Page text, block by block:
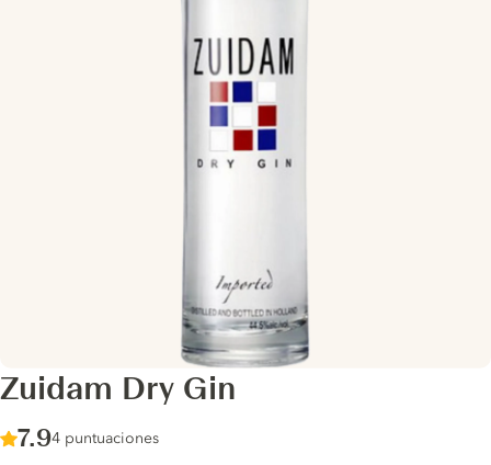
Zuidam Dry Gin
Score :
7.9/ 10
4 puntuaciones